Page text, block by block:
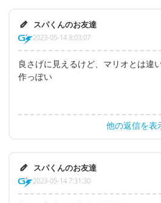
スパくんのお友達
2023-05-14 8:03:07
良さげに見えるけど、マリオとは違
作っぽい
他の返信を表
スパくんのお友達
2023-05-14 7:31:30